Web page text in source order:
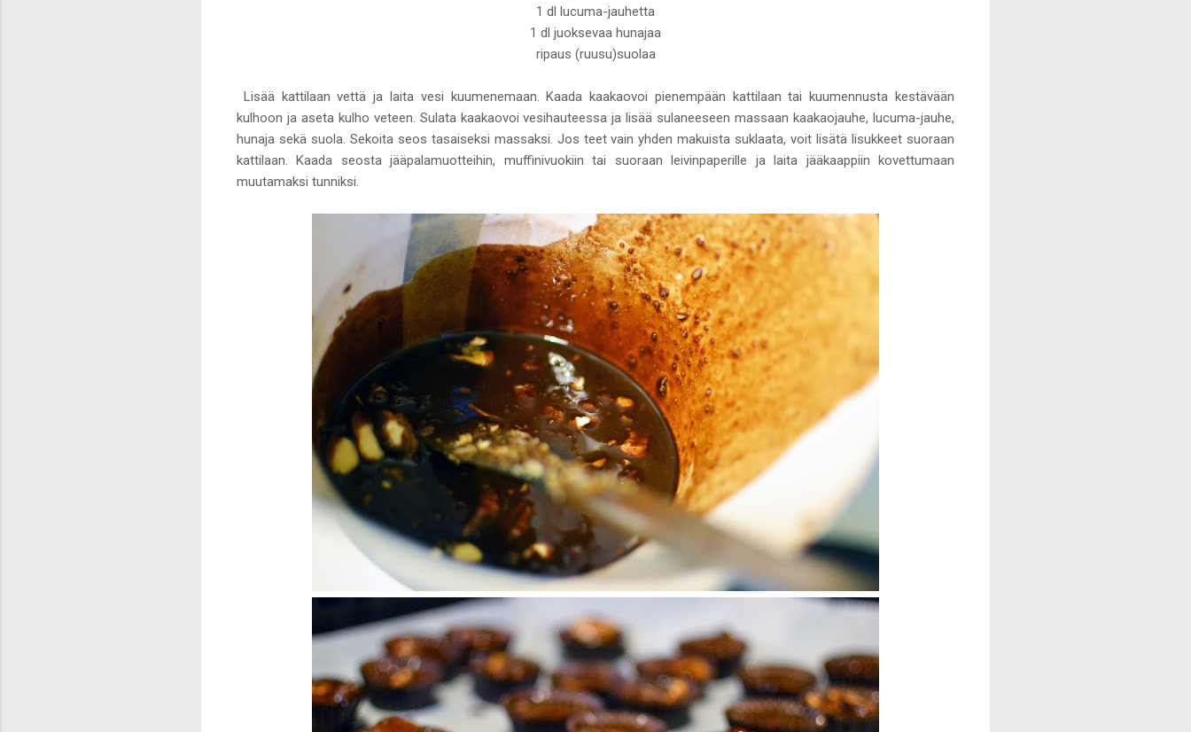
1 dl lucuma-jauhetta
1 dl juoksevaa hunajaa
ripaus (ruusu)suolaa
Lisää kattilaan vettä ja laita vesi kuumenemaan. Kaada kaakaovoi pienempään kattilaan tai kuumennusta kestävään
kulhoon ja aseta kulho veteen. Sulata kaakaovoi vesihauteessa ja lisää sulaneeseen massaan kaakaojauhe, lucuma-jauhe,
hunaja sekä suola. Sekoita seos tasaiseksi massaksi. Jos teet vain yhden makuista suklaata, voit lisätä lisukkeet suoraan
kattilaan. Kaada seosta jääpalamuotteihin, muffinivuokiin tai suoraan leivinpaperille ja laita jääkaappiin kovettumaan
muutamaksi tunniksi.